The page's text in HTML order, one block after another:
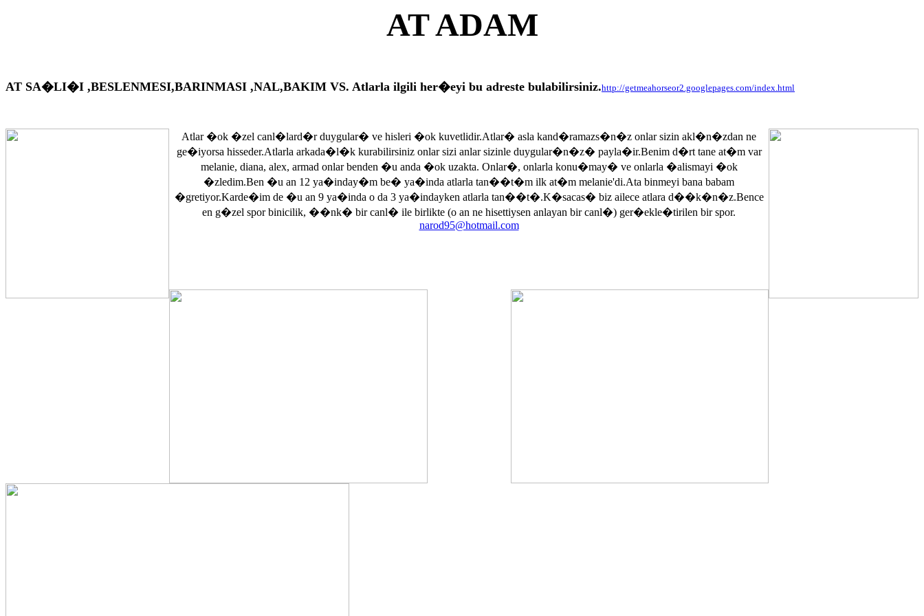
AT ADAM
AT SA�LI�I ,BESLENMESI,BARINMASI ,NAL,BAKIM VS. Atlarla ilgili her�eyi bu adreste bulabilirsiniz.http://getmeahorseor2.googlepages.com/index.html
Atlar �ok �zel canl�lard�r duygular� ve hisleri �ok kuvetlidir.Atlar� asla kand�ramazs�n�z onlar sizin akl�n�zdan ne
ge�iyorsa hisseder.Atlarla arkada�l�k kurabilirsiniz onlar sizi anlar sizinle duygular�n�z� payla�ir.Benim d�rt tane at�m var
melanie, diana, alex, armad onlar benden �u anda �ok uzakta. Onlar�, onlarla konu�may� ve onlarla �alismayi �ok
�zledim.Ben �u an 12 ya�inday�m be� ya�inda atlarla tan��t�m ilk at�m melanie'di.Ata binmeyi bana babam
�gretiyor.Karde�im de �u an 9 ya�inda o da 3 ya�indayken atlarla tan��t�.K�sacas� biz ailece atlara d��k�n�z.Bence
en g�zel spor binicilik, ��nk� bir canl� ile birlikte (o an ne hisettiysen anlayan bir canl�) ger�ekle�tirilen bir spor.
narod95@hotmail.com